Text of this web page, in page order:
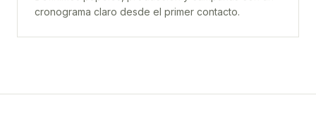
cronograma claro desde el primer contacto.